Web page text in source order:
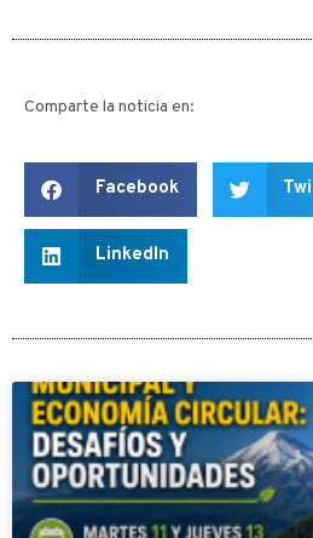
Comparte la noticia en:
Facebook
LinkedIn